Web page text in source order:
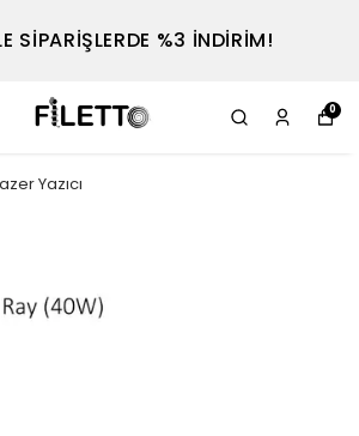
SİPARİŞLERDE %3 İNDİRİM!
0
Yazıcı